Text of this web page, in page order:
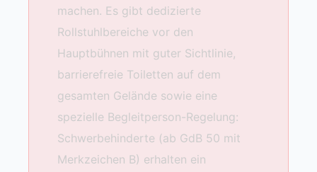
machen. Es gibt dedizierte
Rollstuhlbereiche vor den
Hauptbühnen mit guter Sichtlinie,
barrierefreie Toiletten auf dem
gesamten Gelände sowie eine
spezielle Begleitperson-Regelung:
Schwerbehinderte (ab GdB 50 mit
Merkzeichen B) erhalten ein